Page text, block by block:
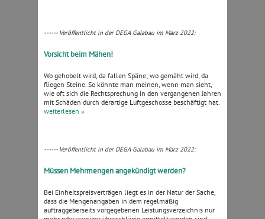
------ Veröffentlicht in der DEGA Galabau im März 2022:
Vorsicht beim Mähen!
Wo gehobelt wird, da fallen Späne; wo gemäht wird, da
fliegen Steine. So könnte man meinen, wenn man sieht,
wie oft sich die Rechtsprechung in den vergangenen Jahren
mit Schäden durch derartige Luftgeschosse beschäftigt hat.
weiterlesen »
------ Veröffentlicht in der DEGA Galabau im März 2022:
Müssen Mehrmengen angekündigt werden?
Bei Einheitspreisverträgen liegt es in der Natur der Sache,
dass die Mengenangaben in dem regelmäßig
auftraggeberseits vorgegebenen Leistungsverzeichnis nur